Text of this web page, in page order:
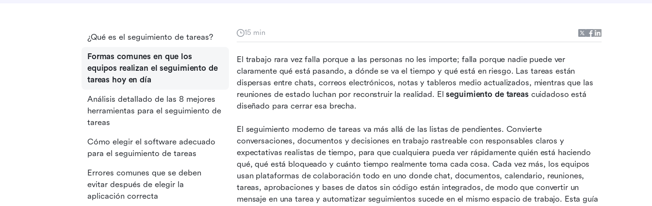
15 min
El trabajo rara vez falla porque a las personas no les importe; falla porque nadie puede ver
claramente qué está pasando, a dónde se va el tiempo y qué está en riesgo. Las tareas están
dispersas entre chats, correos electrónicos, notas y tableros medio actualizados, mientras que las
reuniones de estado luchan por reconstruir la realidad. El seguimiento de tareas cuidadoso está
diseñado para cerrar esa brecha.
El seguimiento moderno de tareas va más allá de las listas de pendientes. Convierte
conversaciones, documentos y decisiones en trabajo rastreable con responsables claros y
expectativas realistas de tiempo, para que cualquiera pueda ver rápidamente quién está haciendo
qué, qué está bloqueado y cuánto tiempo realmente toma cada cosa. Cada vez más, los equipos
usan plataformas de colaboración todo en uno donde chat, documentos, calendario, reuniones,
tareas, aprobaciones y bases de datos sin código están integrados, de modo que convertir un
mensaje en una tarea y automatizar seguimientos sucede en el mismo espacio de trabajo. Esta guía
¿Qué es el seguimiento de tareas?
Formas comunes en que los
equipos realizan el seguimiento de
tareas hoy en día
Análisis detallado de las 8 mejores
herramientas para el seguimiento de
tareas
Cómo elegir el software adecuado
para el seguimiento de tareas
Errores comunes que se deben
evitar después de elegir la
aplicación correcta